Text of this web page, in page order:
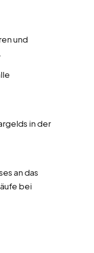
und
in der
an das
bei